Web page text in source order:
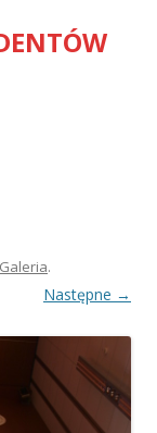
Galeria.
Następne →